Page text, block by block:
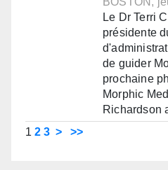
Le Dr Terri
présidente
de guider
prochaine
Morphic
Richardson
1 2 3 > >>